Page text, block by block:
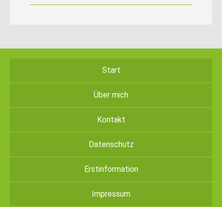
Start
Über mich
Kontakt
Datenschutz
Erstinformation
Impressum